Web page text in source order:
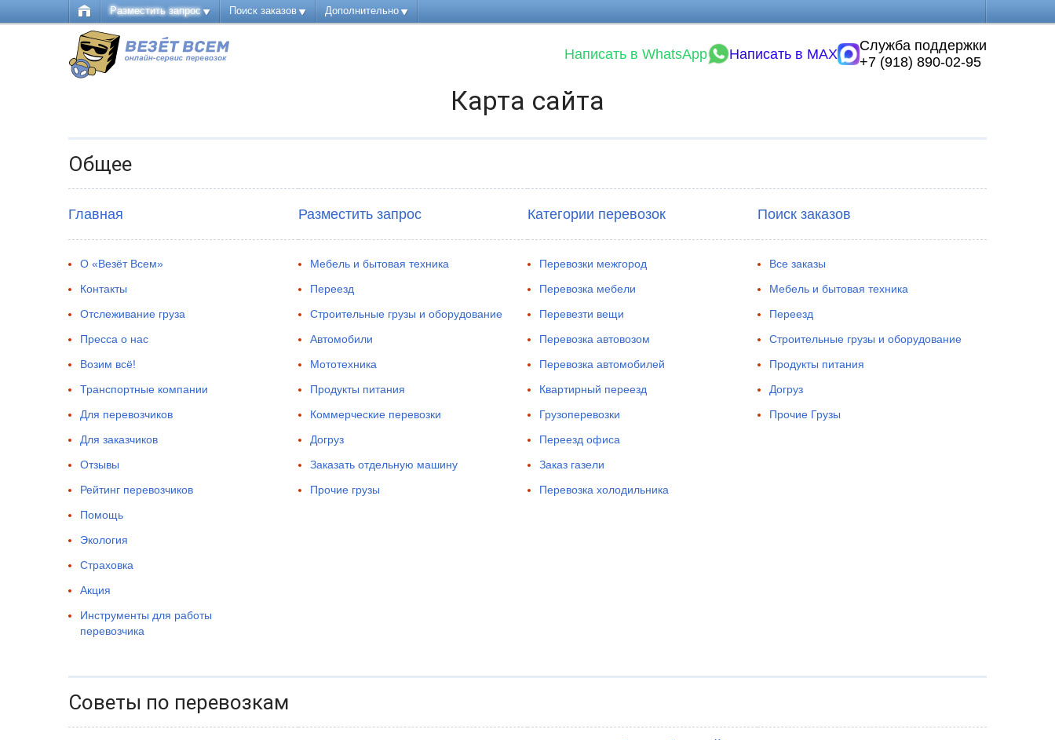
Разместить запрос Поиск заказов Дополнительно
Написать в WhatsApp Написать в MAX
Служба поддержки
+7 (918) 890-02-95
Карта сайта
Общее
Главная
О «Везёт Всем»
Контакты
Отслеживание груза
Пресса о нас
Возим всё!
Транспортные компании
Для перевозчиков
Для заказчиков
Отзывы
Рейтинг перевозчиков
Помощь
Экология
Страховка
Акция
Инструменты для работы
перевозчика
Разместить запрос
Мебель и бытовая техника
Переезд
Строительные грузы и оборудование
Автомобили
Мототехника
Продукты питания
Коммерческие перевозки
Догруз
Заказать отдельную машину
Прочие грузы
Категории перевозок
Перевозки межгород
Перевозка мебели
Перевезти вещи
Перевозка автовозом
Перевозка автомобилей
Квартирный переезд
Грузоперевозки
Переезд офиса
Заказ газели
Перевозка холодильника
Поиск заказов
Все заказы
Мебель и бытовая техника
Переезд
Строительные грузы и оборудование
Продукты питания
Догруз
Прочие Грузы
Советы по перевозкам